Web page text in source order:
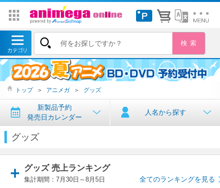
トップ ＞ アニメガ ＞ グッズ
新製品予約
発売日カレンダー
人名から探す
グッズ
グッズ 売上ランキング
集計期間：7月30日～8月5日 全てのランキングを見る